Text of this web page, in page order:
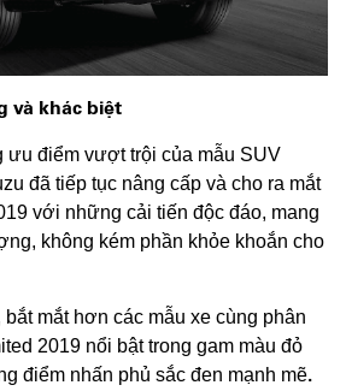
và khác biệt
ưu điểm vượt trội của mẫu SUV
đã tiếp tục nâng cấp và cho ra mắt
với những cải tiến độc đáo, mang
không kém phần khỏe khoắn cho
mắt hơn các mẫu xe cùng phân
2019 nổi bật trong gam màu đỏ
điểm nhấn phủ sắc đen mạnh mẽ.